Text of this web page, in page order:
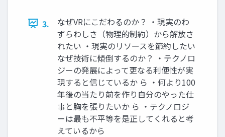
3.
なぜVRにこだわるのか？ ・現実のわ
ずらわしさ（物理的制約）から解放さ
れたい ・現実のリソースを節約したい
なぜ技術に傾倒するのか？ ・テクノロ
ジーの発展によって更なる利便性が実
現すると信じているか ら ・何より100
年後の当たり前を作り自分のやった仕
事と胸を張りたいか ら ・テクノロジ
ーは最も不平等を是正してくれると考
えているから